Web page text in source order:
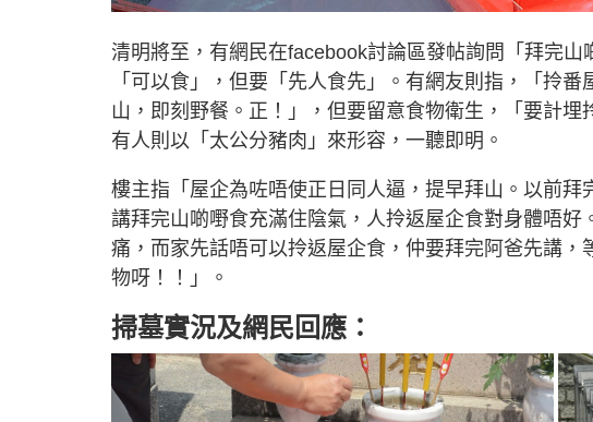
清明將至，有網民在facebook討論區發帖詢問「拜完
「可以食」，但要「先人食先」。有網友則指，「拎
山，即刻野餐。正！」，但要留意食物衛生，「要計埋
有人則以「太公分豬肉」來形容，一聽即明。
樓主指「屋企為咗唔使正日同人逼，提早拜山。以前
講拜完山啲嘢食充滿住陰氣，人拎返屋企食對身體唔
痛，而家先話唔可以拎返屋企食，仲要拜完阿爸先講
物呀！！」。
掃墓實況及網民回應：